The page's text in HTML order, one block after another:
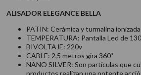
ALISADOR ELEGANCE BELLA
PATIN: Cerámica y turmalina
TEMPERATURA: Pantalla Led de
BIVOLTAJE: 220v
CABLE: 2,5 metros gira 360º
NANO SILVER: Son partículas que
productos realizan una potente